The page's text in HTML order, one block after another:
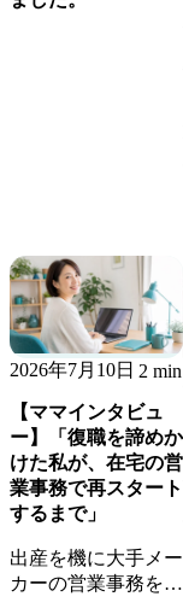
2026年7月10日 2 min
【ママインタビュ
ー】「復職を諦めか
けた私が、在宅の営
業事務で再スタート
するまで」
出産を機に大手メー
カーの営業事務を退